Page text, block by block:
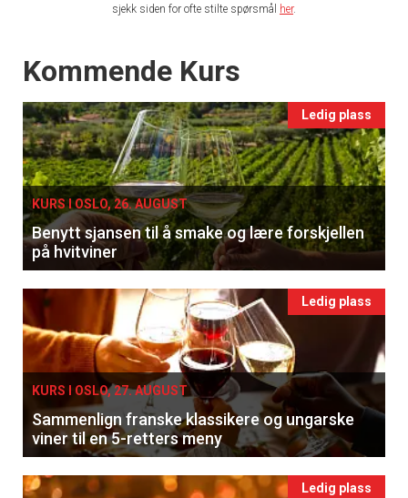
sjekk siden for ofte stilte spørsmål her.
Events
Kommende Kurs
Ledig plass
KURS I OSLO, 26. AUGUST
Benytt sjansen til å smake og lære forskjellen
på hvitviner
Ledig plass
KURS I OSLO, 27. AUGUST
Sammenlign franske klassikere og ungarske
viner til en 5-retters meny
Ledig plass